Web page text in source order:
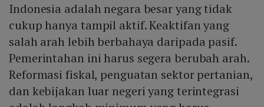
Indonesia adalah negara besar yang tidak
cukup hanya tampil aktif. Keaktifan yang
salah arah lebih berbahaya daripada pasif.
Pemerintahan ini harus segera berubah arah.
Reformasi fiskal, penguatan sektor pertanian,
dan kebijakan luar negeri yang terintegrasi